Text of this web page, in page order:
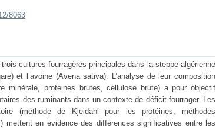
8063
cultures fourragères principales dans la steppe algérienne
et l’avoine (Avena sativa). L’analyse de leur composition
minérale, protéines brutes, cellulose brute) a pour objectif
des ruminants dans un contexte de déficit fourrager. Les
(méthode de Kjeldahl pour les protéines, méthodes
mettent en évidence des différences significatives entre les